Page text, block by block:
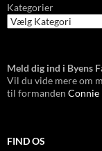
Kategorier
Meld dig ind i Byens
Vil du vide mere om
til formanden Connie
FIND OS